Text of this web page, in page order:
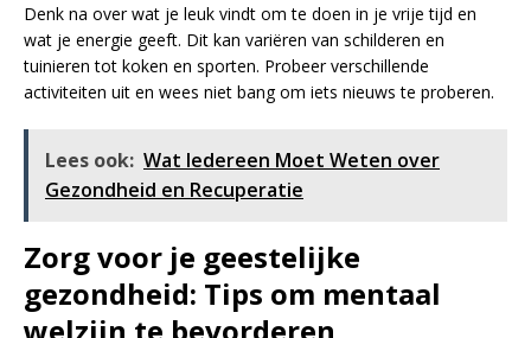
Denk na over wat je leuk vindt om te doen in je vrije tijd en
wat je energie geeft. Dit kan variëren van schilderen en
tuinieren tot koken en sporten. Probeer verschillende
activiteiten uit en wees niet bang om iets nieuws te proberen.
Lees ook: Wat Iedereen Moet Weten over
Gezondheid en Recuperatie
Zorg voor je geestelijke
gezondheid: Tips om mentaal
welzijn te bevorderen